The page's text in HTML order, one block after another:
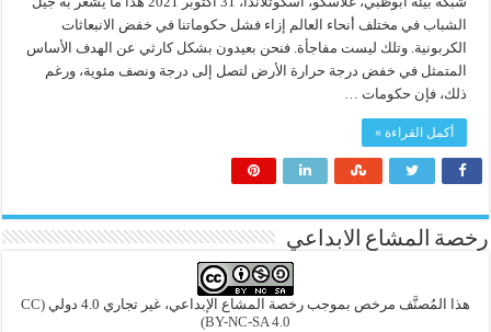
الشباب في مختلف أنحاء العالم إزاء فشل حكوماتنا في خفض الانبعاثات
الكربونية. وتلك ليست مفاجأة. فنحن بعيدون بشكل كارثي عن الهدف الأساس
المتمثل في خفض درجة حرارة الأرض لتصل إلى درجة ونصف مئوية، ورغم
ذلك، فإن حكومات …
أكمل القراءة »
رخصة المشاع الابداعي
هذا المُصنَّف مرخص بموجب رخصة المشاع الإبداعي، غير تجاري 4.0 دولي
(CC
BY-NC-SA 4.0)